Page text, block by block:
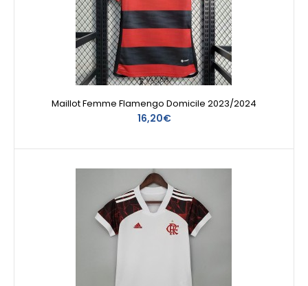
Maillot Femme Flamengo Domicile 2023/2024
16,20€